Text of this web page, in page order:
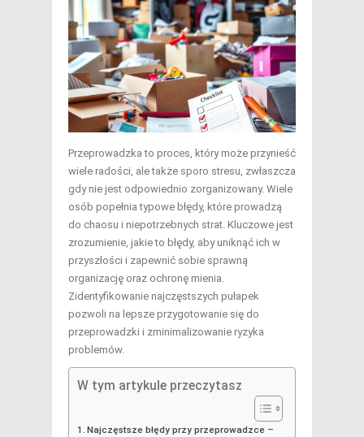
Przeprowadzka to proces, który może przynieść
wiele radości, ale także sporo stresu, zwłaszcza
gdy nie jest odpowiednio zorganizowany. Wiele
osób popełnia typowe błędy, które prowadzą
do chaosu i niepotrzebnych strat. Kluczowe jest
zrozumienie, jakie to błędy, aby uniknąć ich w
przyszłości i zapewnić sobie sprawną
organizację oraz ochronę mienia.
Zidentyfikowanie najczęstszych pułapek
pozwoli na lepsze przygotowanie się do
przeprowadzki i zminimalizowanie ryzyka
problemów.
W tym artykule przeczytasz
Najczęstsze błędy przy przeprowadzce –